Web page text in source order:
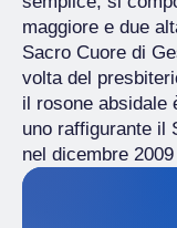
maggiore e due
Sacro Cuore di
volta del
il rosone absidale
uno raffigurante il
nel dicembre